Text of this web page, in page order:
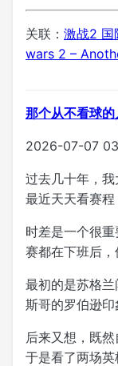
关联： 激战2 国
wars 2 –
那个从不看球
2026-07-07
过去几十年，
最近天天看赛程
时差是一个很
赛都在下班后，
最初的是苏格
斯哥的罗伯逊印
后来又想，既
于是看了两场